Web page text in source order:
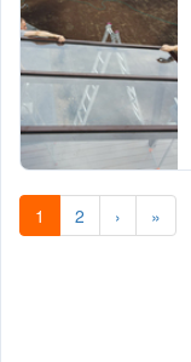
1 2 › »